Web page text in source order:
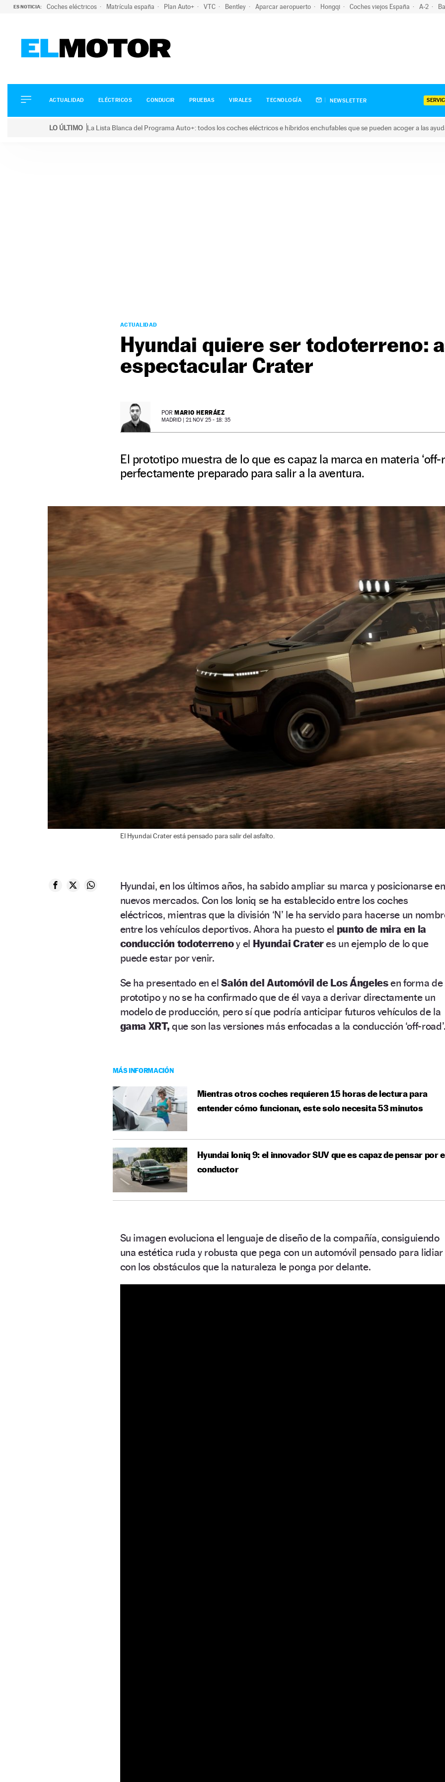
ES NOTICIA: Coches eléctricos Matrícula españa Plan Auto+ VTC Bentley Aparcar aeropuerto Hongqi Coches viejos España A-2
ELÉCTRICOS
CONDUCIR
ACTUALIDAD ELÉCTRICOS CONDUCIR PRUEBAS VIRALES TECNOLOGÍA NEWSLETTER
LO ÚLTIMO La Lista Blanca del Programa Auto+: todos los coches eléctricos e híbridos enchufables que se pueden acoger a las
ACTUALIDAD
Hyundai quiere ser todoterreno:
espectacular Crater
POR MARIO HERRÁEZ
MADRID | 21 NOV 25 - 18: 35
El prototipo muestra de lo que es capaz la marca en materia ‘off-
perfectamente preparado para salir a la aventura.
El Hyundai Crater está pensado para salir del asfalto.
Hyundai, en los últimos años, ha sabido ampliar su marca y posicionarse en
nuevos mercados. Con los Ioniq se ha establecido entre los coches
eléctricos, mientras que la división ‘N’ le ha servido para hacerse un
entre los vehículos deportivos. Ahora ha puesto el punto de mira en la
conducción todoterrenoy el Hyundai Crateres un ejemplo de lo que
puede estar por venir.
Se ha presentado en elSalón del Automóvil de Los Ángelesen forma de
prototipo y no se ha confirmado que de él vaya a derivar directamente un
modelo de producción, pero sí que podría anticipar futuros vehículos de la
gama XRT, que son las versiones más enfocadas a la conducción ‘off-
MÁS INFORMACIÓN
Mientras otros coches requieren 15 horas de lectura para
entender cómo funcionan, este solo necesita 53 minutos
Hyundai Ioniq 9: el innovador SUV que es capaz de pensar por
conductor
Su imagen evoluciona el lenguaje de diseño de la compañía, consiguiendo
una estética ruda y robusta que pega con un automóvil pensado para lidiar
con los obstáculos que la naturaleza le ponga por delante.